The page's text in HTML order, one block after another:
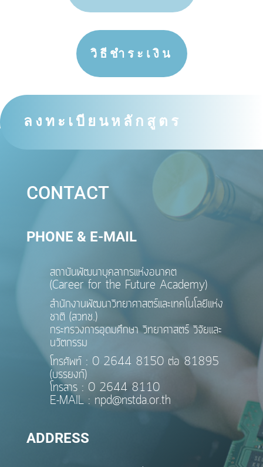
วิธีชำระเงิน
ลงทะเบียนหลักสูตร
CONTACT
PHONE & E-MAIL
สถาบันพัฒนาบุคลากรแห่งอนาคต
(Career for the Future Academy)
สำนักงานพัฒนาวิทยาศาสตร์และเทคโนโลยีแห่ง
ชาติ (สวทช.)
กระทรวงการอุดมศึกษา วิทยาศาสตร์ วิจัยและ
นวัตกรรม
โทรศัพท์ : 0 2644 8150 ต่อ 81895
(บรรยงก์)
โทรสาร : 0 2644 8110
E-MAIL : npd@nstda.or.th
ADDRESS